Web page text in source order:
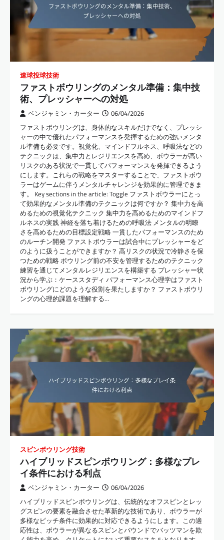
速球投球技術
ファストボウリングのメンタル準備：集中技
術、プレッシャーへの対処
ベンジャミン・カーター 06/04/2026
ファストボウリングは、身体的なスキルだけでなく、プレッシ
ャーの中で優れたパフォーマンスを発揮するための強いメンタ
ル準備も必要です。視覚化、マインドフルネス、呼吸法などの
テクニックは、集中力とレジリエンスを高め、ボウラーが高い
リスクのある状況で一貫してパフォーマンスを発揮できるよう
にします。これらの戦略をマスターすることで、ファストボウ
ラーはゲームに伴うメンタルチャレンジを効果的に管理できま
す。 Key sections in the article: Toggle ファストボウラーにとっ
て効果的なメンタル準備のテクニックは何ですか？ 集中力を高
めるための視覚化テクニック 集中力を高めるためのマインドフ
ルネスの実践 神経を落ち着けるための呼吸法 メンタルの明瞭
さを高めるための目標設定戦略 一貫したパフォーマンスのため
のルーチン開発 ファストボウラーは試合中にプレッシャーをど
のように扱うことができますか？ 高リスクの状況で冷静さを保
つための戦略 ボウリング前の不安を管理するためのテクニック
練習を通じてメンタルレジリエンスを構築する プレッシャー状
況から学ぶ：ケーススタディ パフォーマンス心理学はファスト
ボウリングにどのような役割を果たしますか？ ファストボウリ
ングの心理的課題を理解する…
スピンボウリング技術
ハイブリッドスピンボウリング：多様なプレ
イ条件における利点
ベンジャミン・カーター 06/04/2026
ハイブリッドスピンボウリングは、伝統的なオフスピンとレッ
グスピンの要素を融合させた革新的な技術であり、ボウラーが
多様なピッチ条件に効果的に対応できるようにします。この適
応性は、ボウラーが異なるスピンとバウンドでバッツマンを欺